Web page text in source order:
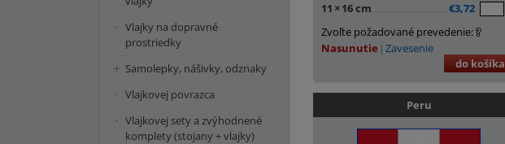
11 × 16 cm €3,72
Zvoľte požadované prevedenie:
Nasunutie Zavesenie
do košíka
Peru
Vlajky na dopravné
prostriedky
Samolepky, nášivky, odznaky
Vlajkovej povrazca
Vlajkovej sety a zvýhodnené
komplety (stojany + vlajky)